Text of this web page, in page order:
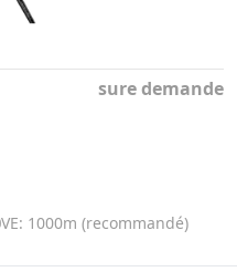
sure demande
VE: 1000m (recommandé)